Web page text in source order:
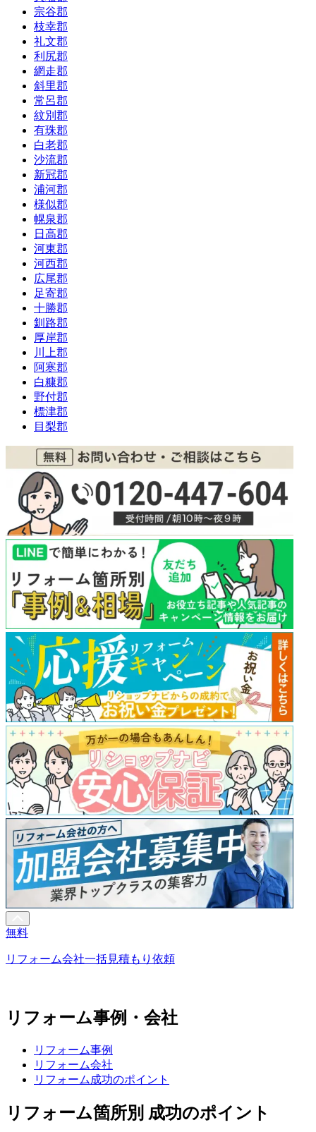
宗谷郡
枝幸郡
礼文郡
利尻郡
網走郡
斜里郡
常呂郡
紋別郡
有珠郡
白老郡
沙流郡
新冠郡
浦河郡
様似郡
幌泉郡
日高郡
河東郡
河西郡
広尾郡
足寄郡
十勝郡
釧路郡
厚岸郡
川上郡
阿寒郡
白糠郡
野付郡
標津郡
目梨郡
無料
リフォーム会社一括見積もり依頼
リフォーム事例・会社
リフォーム事例
リフォーム会社
リフォーム成功のポイント
リフォーム箇所別 成功のポイント